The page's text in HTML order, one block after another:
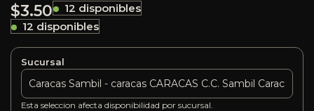
$3.50
12 disponibles
12 disponibles
Sucursal
Esta seleccion afecta disponibilidad por sucursal.